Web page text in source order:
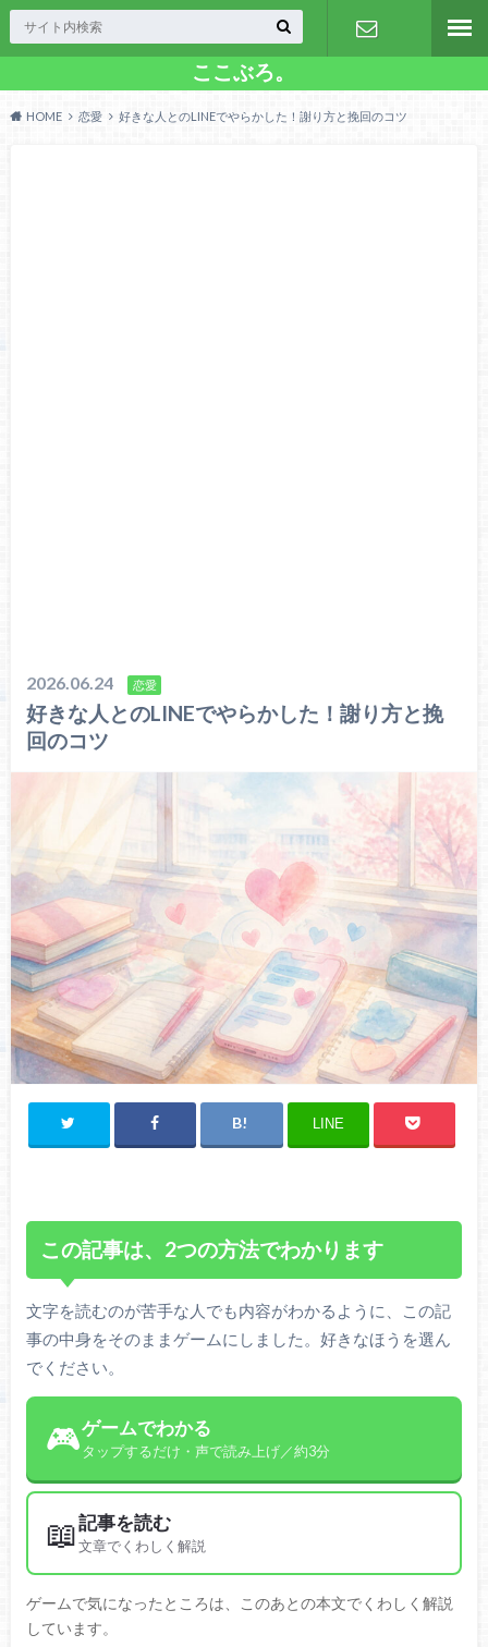
ここぶろ。
HOME 恋愛 好きな人とのLINEでやらかした！謝り方と挽回のコツ
2026.06.24 恋愛
好きな人とのLINEでやらかした！謝り方と挽
回のコツ
LINE
この記事は、2つの方法でわかります
文字を読むのが苦手な人でも内容がわかるように、この記
事の中身をそのままゲームにしました。好きなほうを選ん
でください。
🎮ゲームでわかる
タップするだけ・声で読み上げ／約3分
📖記事を読む
文章でくわしく解説
ゲームで気になったところは、このあとの本文でくわしく解説
しています。